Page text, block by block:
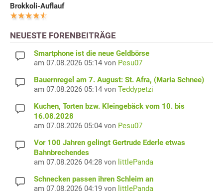
Brokkoli-Auflauf
NEUESTE FORENBEITRÄGE
Smartphone ist die neue Geldbörse
am 07.08.2026 05:14 von Pesu07
Bauernregel am 7. August: St. Afra, (Maria Schnee)
am 07.08.2026 05:14 von Teddypetzi
Kuchen, Torten bzw. Kleingebäck vom 10. bis
16.08.2028
am 07.08.2026 05:04 von Pesu07
Vor 100 Jahren gelingt Gertrude Ederle etwas
Bahnbrechendes
am 07.08.2026 04:28 von littlePanda
Schnecken passen ihren Schleim an
am 07.08.2026 04:19 von littlePanda